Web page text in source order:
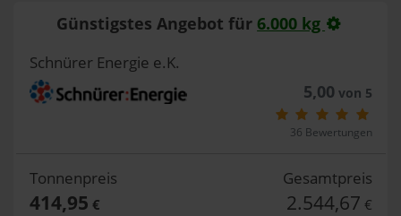
Günstigstes Angebot für 6.000 kg
Schnürer Energie e.K.
5,00 von 5
36 Bewertungen
Tonnenpreis
414,95 €
Gesamtpreis
2.544,67 €